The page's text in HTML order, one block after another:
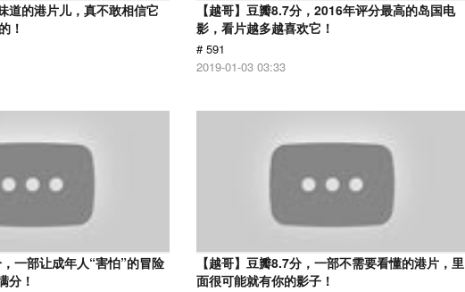
道的港片儿，真不敢相信它
！
【越哥】豆瓣8.7分，2016年评分最高的岛国电
影，看片越多越喜欢它！
# 591
2019-01-03 03:33
，一部让成年人“害怕”的冒险
分！
【越哥】豆瓣8.7分，一部不需要看懂的港片，里
面很可能就有你的影子！